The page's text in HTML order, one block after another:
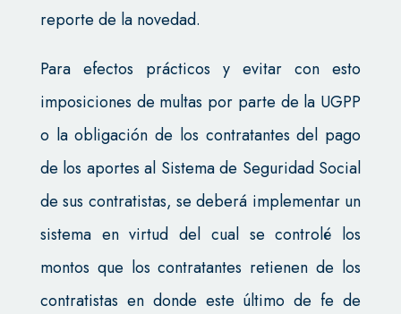
reporte de la novedad.
Para efectos prácticos y evitar con esto
imposiciones de multas por parte de la UGPP
o la obligación de los contratantes del pago
de los aportes al Sistema de Seguridad Social
de sus contratistas, se deberá implementar un
sistema en virtud del cual se controlé los
montos que los contratantes retienen de los
contratistas en donde este último de fe de